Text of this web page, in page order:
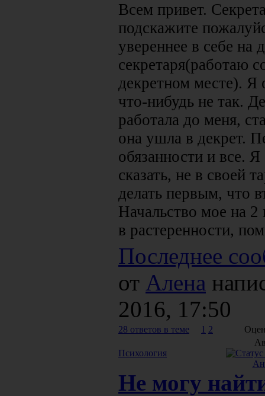
Всем привет.
подскажите
увереннее в себе на
секретаря(работаю
декретном месте). Я
что-нибудь не так.
работала до меня,
она ушла в декрет.
обязанности и все.
сказать, не в своей
делать первым, что
Начальство мое на
в растеренности,
Последнее
от Алена
2016, 17:50
28 ответов в теме 1 2
Психология
Не могу